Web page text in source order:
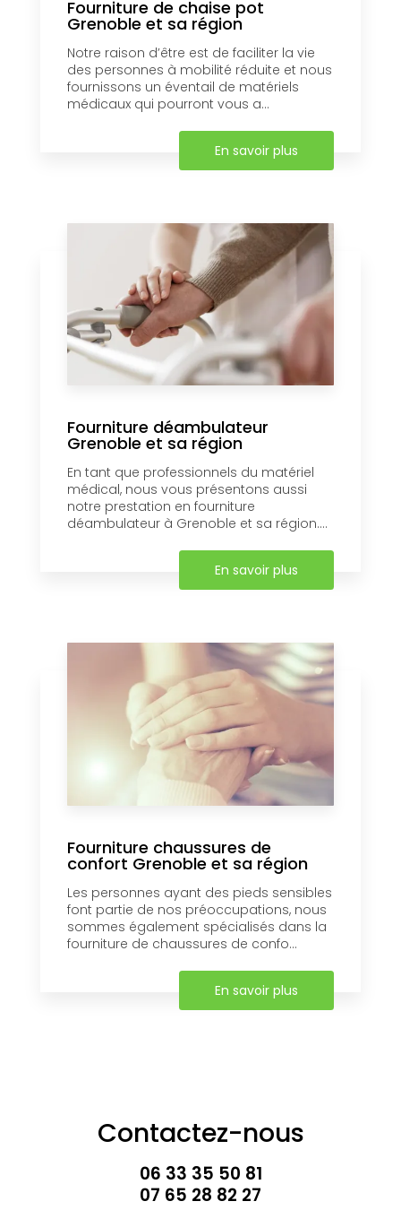
Fourniture de chaise pot
Grenoble et sa région
Notre raison d’être est de faciliter la vie
des personnes à mobilité réduite et nous
fournissons un éventail de matériels
médicaux qui pourront vous a...
En savoir plus
Fourniture déambulateur
Grenoble et sa région
En tant que professionnels du matériel
médical, nous vous présentons aussi
notre prestation en fourniture
déambulateur à Grenoble et sa région....
En savoir plus
Fourniture chaussures de
confort Grenoble et sa région
Les personnes ayant des pieds sensibles
font partie de nos préoccupations, nous
sommes également spécialisés dans la
fourniture de chaussures de confo...
En savoir plus
Contactez-nous
06 33 35 50 81
07 65 28 82 27